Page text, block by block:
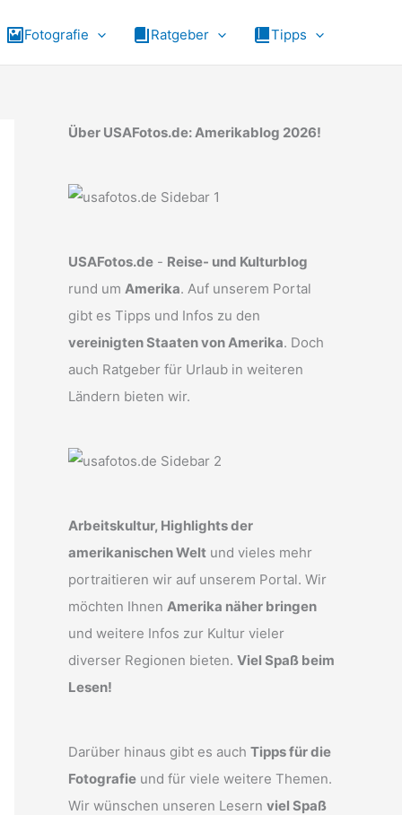
Fotografie Ratgeber Tipps
Über USAFotos.de: Amerikablog 2026!
USAFotos.de - Reise- und Kulturblog
rund um Amerika. Auf unserem Portal
gibt es Tipps und Infos zu den
vereinigten Staaten von Amerika. Doch
auch Ratgeber für Urlaub in weiteren
Ländern bieten wir.
Arbeitskultur, Highlights der
amerikanischen Welt und vieles mehr
portraitieren wir auf unserem Portal. Wir
möchten Ihnen Amerika näher bringen
und weitere Infos zur Kultur vieler
diverser Regionen bieten. Viel Spaß beim
Lesen!
Darüber hinaus gibt es auch Tipps für die
Fotografie und für viele weitere Themen.
Wir wünschen unseren Lesern viel Spaß